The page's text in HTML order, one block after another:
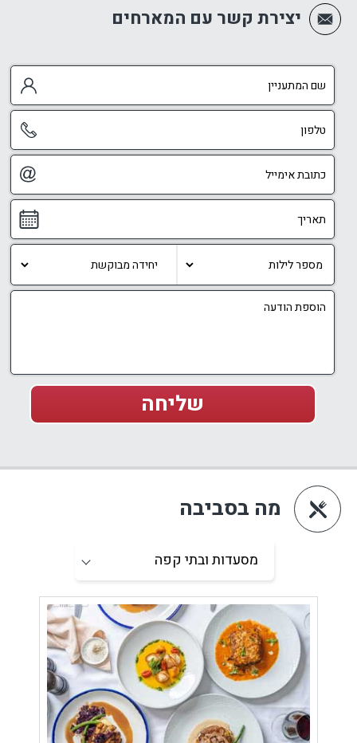
יצירת קשר עם המארחים
מה בסביבה